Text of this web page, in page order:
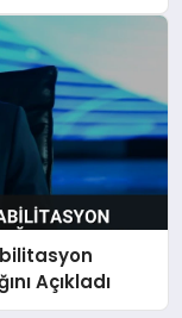
Açıkladı